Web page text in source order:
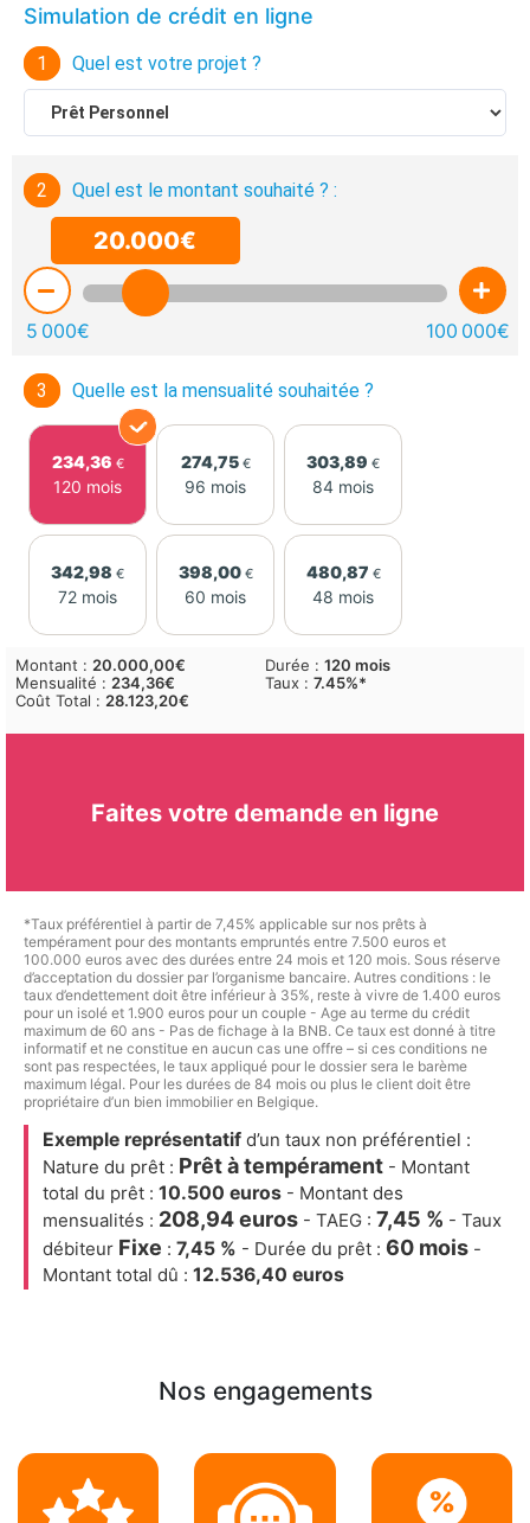
Simulation de crédit en ligne
1 Quel est votre projet ?
2 Quel est le montant souhaité ? :
5 000€ 100 000€
20.000€
3 Quelle est la mensualité souhaitée ?
234,36 €
120 mois
274,75€
96 mois
303,89 €
84 mois
342,98 €
72 mois
398,00€
60 mois
480,87 €
48 mois
Montant : 20.000,00€ Durée : 120 mois
Mensualité : 234,36€ Taux : 7.45%*
Coût Total : 28.123,20€
Faites votre demande en ligne
*Taux préférentiel à partir de 7,45% applicable sur nos prêts à
tempérament pour des montants empruntés entre 7.500 euros et
100.000 euros avec des durées entre 24 mois et 120 mois. Sous réserve
d’acceptation du dossier par l’organisme bancaire. Autres conditions : le
taux d’endettement doit être inférieur à 35%, reste à vivre de 1.400 euros
pour un isolé et 1.900 euros pour un couple - Age au terme du crédit
maximum de 60 ans - Pas de fichage à la BNB. Ce taux est donné à titre
informatif et ne constitue en aucun cas une offre – si ces conditions ne
sont pas respectées, le taux appliqué pour le dossier sera le barème
maximum légal. Pour les durées de 84 mois ou plus le client doit être
propriétaire d’un bien immobilier en Belgique.
Exemple représentatif d’un taux non préférentiel :
Nature du prêt : Prêt à tempérament - Montant
total du prêt : 10.500 euros - Montant des
mensualités : 208,94 euros - TAEG : 7,45 % - Taux
débiteur Fixe : 7,45 % - Durée du prêt : 60 mois -
Montant total dû : 12.536,40 euros
Nos engagements